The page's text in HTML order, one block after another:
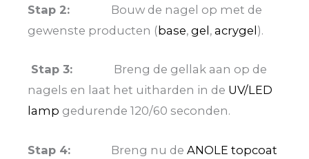
Stap 2: Bouw de nagel op met de
gewenste producten (base, gel , acrygel ).
Stap 3: Breng de gellak aan op de
nagels en laat het uitharden in de UV/LED
lamp gedurende 120/60 seconden.
Stap 4: Breng nu de ANOLE topcoat